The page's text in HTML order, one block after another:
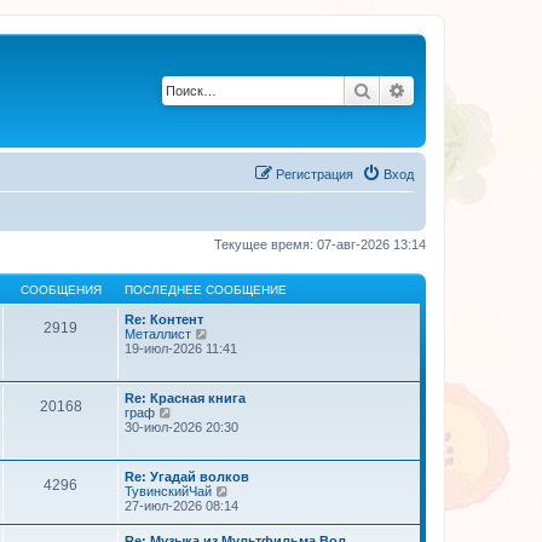
Поиск
Вход
Регистрация
Текущее время: 07-авг-2026 13:14
СООБЩЕНИЯ ПОСЛЕДНЕЕ СООБЩЕНИЕ
2919
Re: Контент
Металлист
е
т
и
к
о
с
л
е
д
н
19-июл-2026 11:41
20168
Re: Красная книга
граф
е
т
и
к
п
30-июл-2026 20:30
4296
Re: Угадай волков
ТувинскийЧай
е
е
27-июл-2026 08:14